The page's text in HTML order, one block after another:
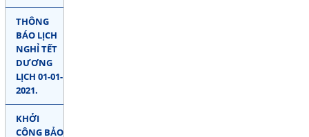
THÔNG
BÁO LỊCH
NGHỈ TẾT
DƯƠNG
LỊCH 01-01-
2021.
KHỞI
CÔNG BẢO